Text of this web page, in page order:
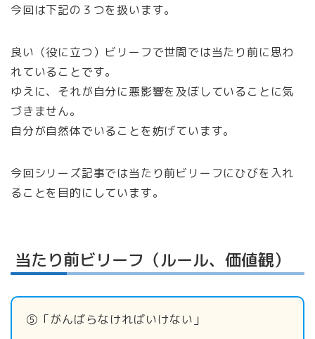
今回は下記の３つを扱います。
良い（役に立つ）ビリーフで世間では当たり前に思わ
れていることです。
ゆえに、それが自分に悪影響を及ぼしていることに気
づきません。
自分が自然体でいることを妨げています。
今回シリーズ記事では当たり前ビリーフにひびを入れ
ることを目的にしています。
当たり前ビリーフ（ルール、価値観）
⑤「がんばらなければいけない」